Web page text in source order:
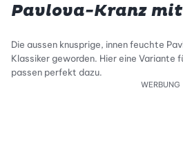
Pavlova-Kranz mit
Die aussen knusprige, innen feuchte
Klassiker geworden. Hier eine Variante
passen perfekt dazu.
WERBUNG